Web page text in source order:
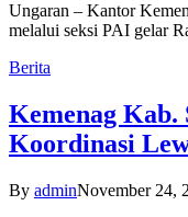
Ungaran – Kantor
melalui seksi PAI gelar
Berita
Kemenag Kab.
Koordinasi
By adminNovember 24,